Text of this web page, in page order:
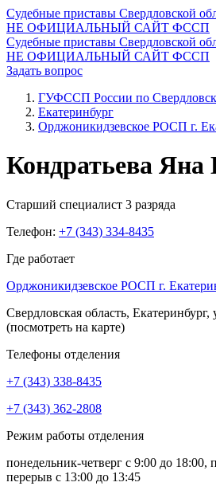
Судебные приставы Свердловской
НЕ ОФИЦИАЛЬНЫЙ САЙТ ФССП
Судебные приставы Свердловской
НЕ ОФИЦИАЛЬНЫЙ САЙТ ФССП
Задать вопрос
ГУФССП России по
Екатеринбург
Орджоникидзевское РОСП г.
Кондратьева Яна
Старший специалист 3 разряда
Телефон: +7 (343) 334-8435
Где работает
Орджоникидзевское РОСП г.
Свердловская область,
(посмотреть на карте)
Телефоны отделения
+7 (343) 338-8435
+7 (343) 362-2808
Режим работы отделения
понедельник-четверг с 9:00 до 18:00,
перерыв с 13:00 до 13:45